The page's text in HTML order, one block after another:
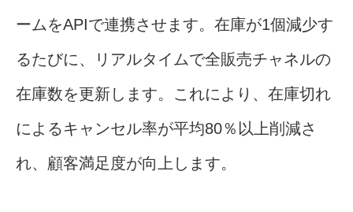
ームをAPIで連携させます。在庫が1個減少す
るたびに、リアルタイムで全販売チャネルの
在庫数を更新します。これにより、在庫切れ
によるキャンセル率が平均80％以上削減さ
れ、顧客満足度が向上します。